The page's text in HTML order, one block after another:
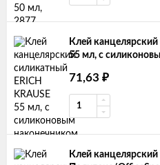
Клей
55 мл, с
71,63 ₽
Клей канцелярский